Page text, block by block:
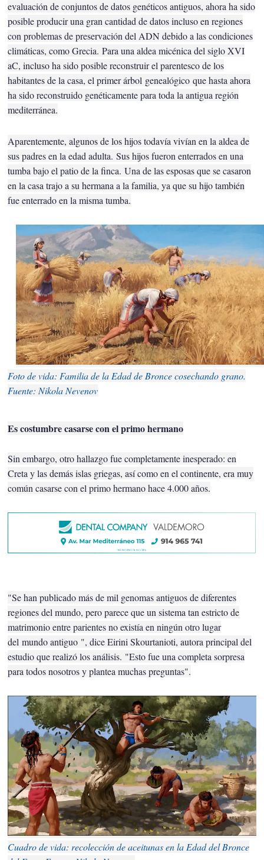
evaluación de conjuntos de datos genéticos antiguos, ahora ha sido
posible producir una gran cantidad de datos incluso en regiones
con problemas de preservación del ADN debido a las condiciones
climáticas, como Grecia.Para una aldea micénica del siglo XVI
aC, incluso ha sido posible reconstruir el parentesco de los
habitantes de la casa, el primer árbol genealógico que hasta ahora
ha sido reconstruido genéticamente para toda la antigua región
mediterránea.
Aparentemente, algunos de los hijos todavía vivían en la aldea de
sus padres en la edad adulta.Sus hijos fueron enterrados en una
tumba bajo el patio de la finca.Una de las esposas que se casaron
en la casa trajo a su hermana a la familia, ya que su hijo también
fue enterrado en la misma tumba.
Foto de vida: Familia de la Edad de Bronce cosechando grano.
Fuente: Nikola Nevenov
Es costumbre casarse con el primo hermano
Sin embargo, otro hallazgo fue completamente inesperado: en
Creta y las demás islas griegas, así como en el continente, era muy
común casarse con el primo hermano hace 4.000 años.
"Se han publicado más de mil genomas antiguos de diferentes
regiones del mundo, pero parece que un sistema tan estricto de
matrimonio entre parientes no existía en ningún otro lugar
delmundo antiguo ", dice Eirini Skourtanioti, autora principal del
estudio que realizó los análisis. "Esto fue una completa sorpresa
para todos nosotros y plantea muchas preguntas".
Cuadro de vida: recolección de aceitunas en la Edad del Bronce